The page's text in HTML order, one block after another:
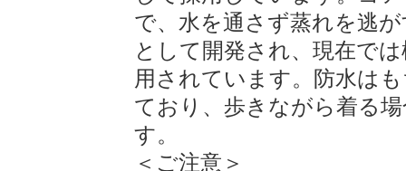
で、水を通さず蒸れを逃
として開発され、現在で
用されています。防水は
ており、歩きながら着る
す。
＜ご注意＞